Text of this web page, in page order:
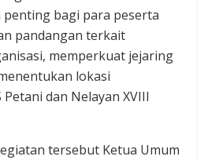
bagi para peserta
pandangan terkait
memperkuat jejaring
lokasi
Petani dan Nelayan XVIII
tersebut Ketua Umum